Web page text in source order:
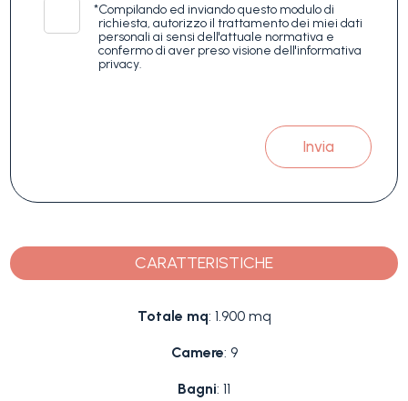
*Compilando ed inviando questo modulo di
richiesta, autorizzo il trattamento dei miei dati
personali ai sensi dell'attuale normativa e
confermo di aver preso visione dell'informativa
privacy.
Invia
CARATTERISTICHE
Totale mq: 1.900 mq
Camere: 9
Bagni: 11